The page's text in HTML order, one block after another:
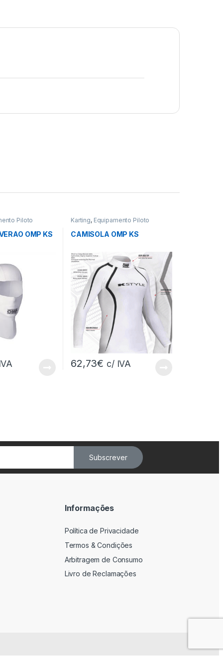
Piloto
OMP KS
Karting, Equipamento Piloto
CAMISOLA OMP KS
62,73€ c/ IVA
Subscrever
Informações
Política de Privacidade
Termos & Condições
Arbitragem de Consumo
Livro de Reclamações